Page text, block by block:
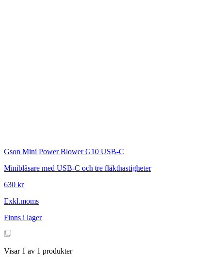
Gson Mini Power Blower G10 USB-C
Miniblåsare med USB-C och tre fläkthastigheter
630 kr
Exkl.moms
Finns i lager
Visar1 av 1 produkter